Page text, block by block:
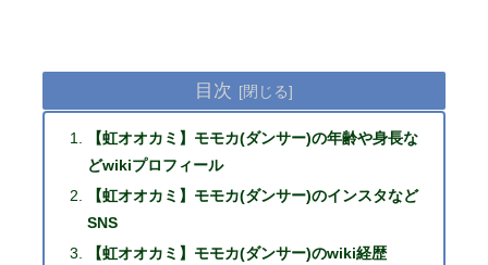
目次
【虹オオカミ】モモカ(ダンサー)の年齢や身長な
どwikiプロフィール
【虹オオカミ】モモカ(ダンサー)のインスタなど
SNS
【虹オオカミ】モモカ(ダンサー)のwiki経歴